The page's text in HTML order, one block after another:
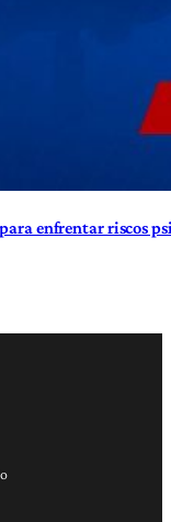
enfrentar riscos